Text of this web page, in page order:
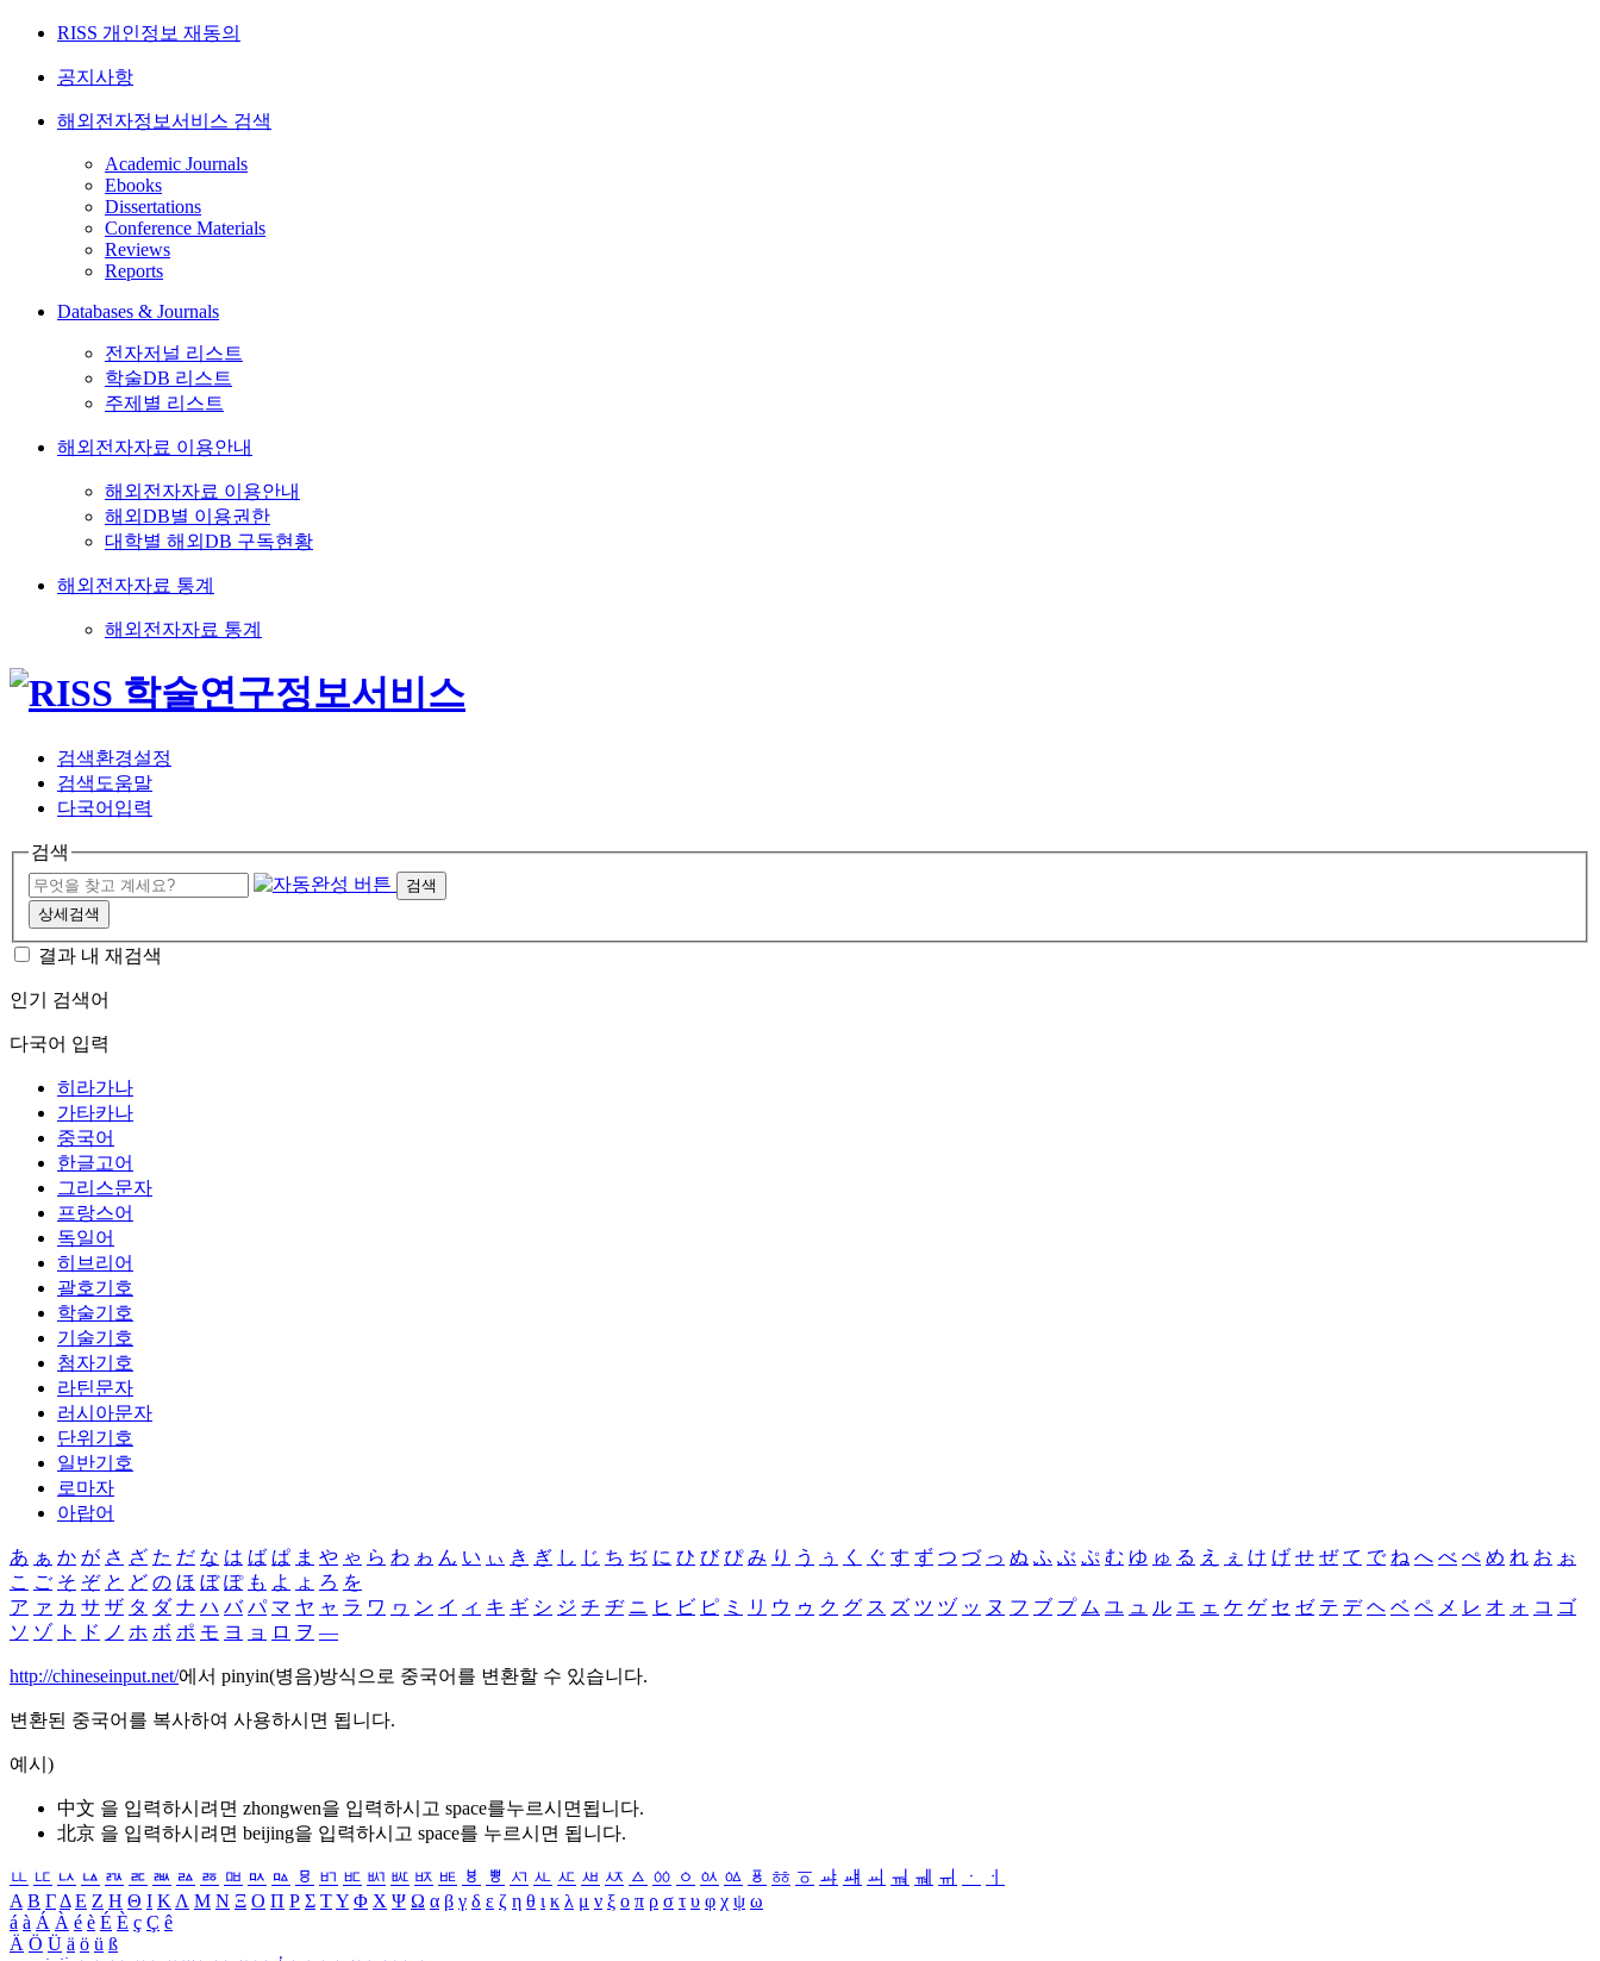
RISS 개인정보 재동의
공지사항
해외전자정보서비스 검색
Academic Journals
Ebooks
Dissertations
Conference Materials
Reviews
Reports
Databases & Journals
전자저널 리스트
학술DB 리스트
주제별 리스트
해외전자자료 이용안내
해외전자자료 이용안내
해외DB별 이용권한
대학별 해외DB 구독현황
해외전자자료 통계
해외전자자료 통계
검색환경설정
검색도움말
다국어입력
검색
검색
상세검색
결과 내 재검색
인기 검색어
다국어 입력
히라가나
가타카나
중국어
한글고어
그리스문자
프랑스어
독일어
히브리어
괄호기호
학술기호
기술기호
첨자기호
라틴문자
러시아문자
단위기호
일반기호
로마자
아랍어
あ ぁ か が さ ざ た だ な は ば ぱ ま や ゃ ら わ ゎ ん い ぃ き ぎ し じ ち ぢ に ひ び ぴ み り う ぅ く ぐ す ず つ づ っ ぬ ふ ぶ ぷ む ゆ ゅ る え ぇ け げ せ ぜ て で ね へ べ ぺ め れ お ぉ
こ ご そ ぞ と ど の ほ ぼ ぽ も よ ょ ろ を
ア ァ カ サ ザ タ ダ ナ ハ バ パ マ ヤ ャ ラ ワ ヮ ン イ ィ キ ギ シ ジ チ ヂ ニ ヒ ビ ピ ミ リ ウ ゥ ク グ ス ズ ツ ヅ ッ ヌ フ ブ プ ム ユ ュ ル エ ェ ケ ゲ セ ゼ テ デ ヘ ベ ペ メ レ オ ォ コ ゴ
ソ ゾ ト ド ノ ホ ボ ポ モ ヨ ョ ロ ヲ ―
http://chineseinput.net/에서 pinyin(병음)방식으로 중국어를 변환할 수 있습니다.
변환된 중국어를 복사하여 사용하시면 됩니다.
예시)
中文 을 입력하시려면 zhongwen을 입력하시고 space를누르시면됩니다.
北京 을 입력하시려면 beijing을 입력하시고 space를 누르시면 됩니다.
ㅥ ㅦ ㅧ ㅨ ㅩ ㅪ ㅫ ㅬ ㅭ ㅮ ㅯ ㅰ ㅱ ㅲ ㅳ ㅴ ㅵ ㅶ ㅷ ㅸ ㅹ ㅺ ㅻ ㅼ ㅽ ㅾ ㅿ ㆀ ㆁ ㆂ ㆃ ㆄ ㆅ ㆆ ㆇ ㆈ ㆉ ㆊ ㆋ ㆌ ㆍ
ㆎ
Α Β ΓΔ Ε Ζ Η Θ Ι ΚΛ Μ Ν Ξ Ο Π Ρ Σ ΤΥ Φ Χ Ψ Ω α β γ δ ε ζ η θ ι κ λ μ ν ξ ο π ρ σ τ υ φ χ ψ ω
á à Á À é è É È ç Ç ê
Ä Ö Ü ä ö ü ß